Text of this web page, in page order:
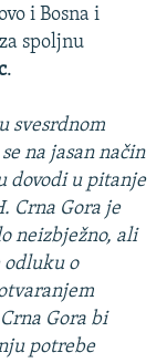
i Bosna i
spoljnu
.
svesrdnom
na jasan način
dovodi u pitanje
Crna Gora je
neizbježno, ali
odluku o
Gora bi
potrebe